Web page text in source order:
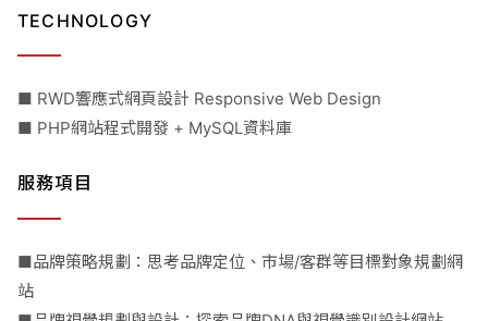
TECHNOLOGY
■ RWD響應式網頁設計 Responsive Web Design
■ PHP網站程式開發 + MySQL資料庫
服務項目
■品牌策略規劃：思考品牌定位、市場/客群等目標對象規劃網
站